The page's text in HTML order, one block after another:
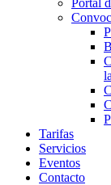
Portal
Tarifas
Servicios
Eventos
Contacto